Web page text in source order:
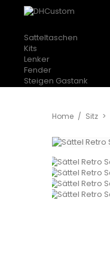
Satteltaschen
Kits
Lenker
Fender
Steigen Gastank
Home / Sitz >